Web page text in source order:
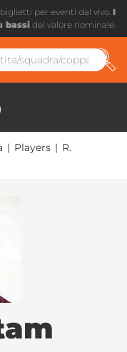
per eventi dal vivo. I
bassidel valore nominale.
| Players | R.